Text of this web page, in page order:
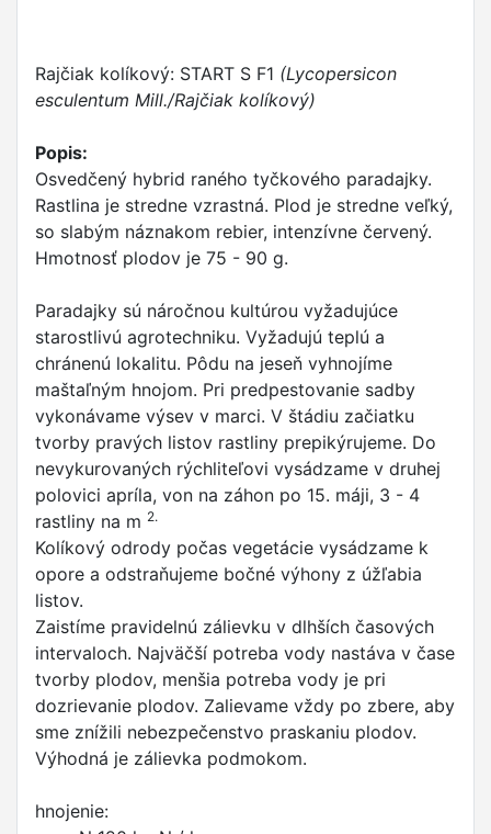
Rajčiak kolíkový: START S F1 (Lycopersicon
esculentum Mill./Rajčiak kolíkový)
Popis:
Osvedčený hybrid raného tyčkového paradajky.
Rastlina je stredne vzrastná. Plod je stredne veľký,
so slabým náznakom rebier, intenzívne červený.
Hmotnosť plodov je 75 - 90 g.
Paradajky sú náročnou kultúrou vyžadujúce
starostlivú agrotechniku. Vyžadujú teplú a
chránenú lokalitu. Pôdu na jeseň vyhnojíme
maštaľným hnojom. Pri predpestovanie sadby
vykonávame výsev v marci. V štádiu začiatku
tvorby pravých listov rastliny prepikýrujeme. Do
nevykurovaných rýchliteľovi vysádzame v druhej
polovici apríla, von na záhon po 15. máji, 3 - 4
rastliny na m 2.
Kolíkový odrody počas vegetácie vysádzame k
opore a odstraňujeme bočné výhony z úžľabia
listov.
Zaistíme pravidelnú zálievku v dlhších časových
intervaloch. Najväčší potreba vody nastáva v čase
tvorby plodov, menšia potreba vody je pri
dozrievanie plodov. Zalievame vždy po zbere, aby
sme znížili nebezpečenstvo praskaniu plodov.
Výhodná je zálievka podmokom.
hnojenie: